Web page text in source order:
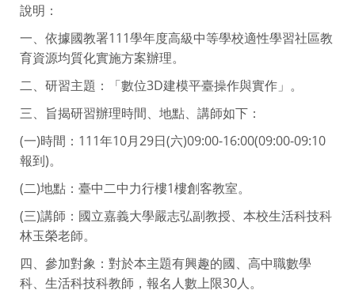
說明：
一、依據國教署111學年度高級中等學校適性學習社區教
育資源均質化實施方案辦理。
二、研習主題：「數位3D建模平臺操作與實作」。
三、旨揭研習辦理時間、地點、講師如下：
(一)時間：111年10月29日(六)09:00-16:00(09:00-09:10
報到)。
(二)地點：臺中二中力行樓1樓創客教室。
(三)講師：國立嘉義大學嚴志弘副教授、本校生活科技科
林玉榮老師。
四、參加對象：對於本主題有興趣的國、高中職數學
科、生活科技科教師，報名人數上限30人。